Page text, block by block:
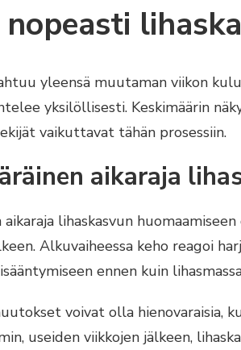
nopeasti
yleensä muutaman viikon
yksilöllisesti. Keskimäärin
vaikuttavat tähän prosessiin.
aikaraja
aikaraja lihaskasvun
Alkuvaiheessa keho reagoi
ennen kuin
voivat olla hienovaraisia,
useiden viikkojen jälkeen,